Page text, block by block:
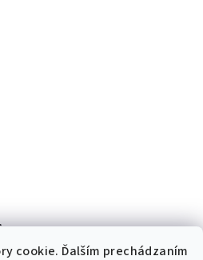
cookie. Ďalším prechádzaním